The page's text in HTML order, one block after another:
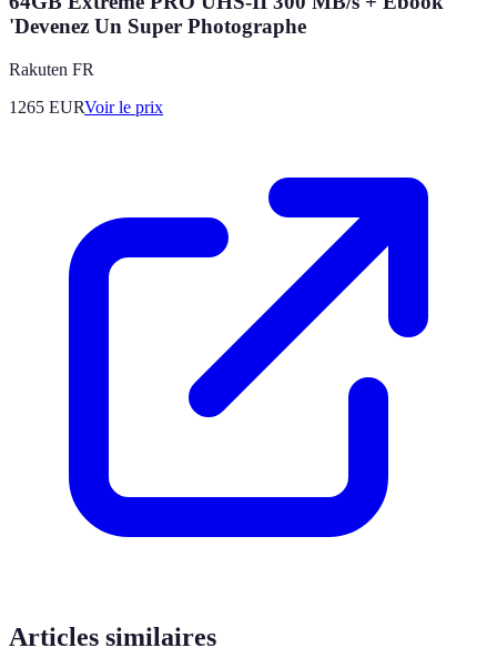
'Devenez Un Super Photographe
Rakuten FR
1265 EURVoir le prix
Articles similaires